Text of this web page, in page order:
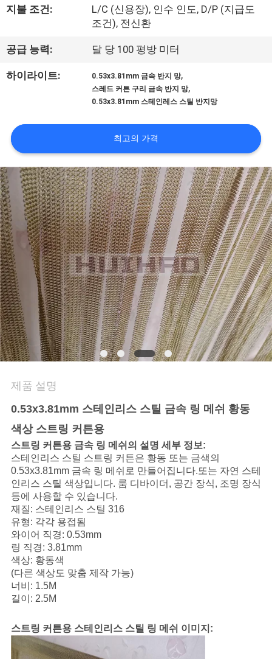
공
투
어
품
질
관
리
문
의
하
기
뉴
스
사
건
사
이
트
맵
PRIVACY
POLICY
지불 조건:
L/C (신용장), 인수 인도, D/P (지급도
조건), 전신환
공급 능력: 달 당 100 평방 미터
하이라이트: 0.53x3.81mm 금속 반지 망,
스레드 커튼 구리 금속 반지 망,
0.53x3.81mm 스테인레스 스틸 반지망
최고의 가격
제품 설명
0.53x3.81mm 스테인리스 스틸 금속 링 메쉬 황동
색상 스트링 커튼용
스트링 커튼용 금속 링 메쉬의 설명 세부 정보:
스테인리스 스틸 스트링 커튼은 황동 또는 금색의
0.53x3.81mm 금속 링 메쉬로 만들어집니다.또는 자연 스테
인리스 스틸 색상입니다. 룸 디바이더, 공간 장식, 조명 장식
등에 사용할 수 있습니다.
재질: 스테인리스 스틸 316
유형: 각각 용접됨
와이어 직경: 0.53mm
링 직경: 3.81mm
색상: 황동색
(다른 색상도 맞춤 제작 가능)
너비: 1.5M
길이: 2.5M
스트링 커튼용 스테인리스 스틸 링 메쉬 이미지: